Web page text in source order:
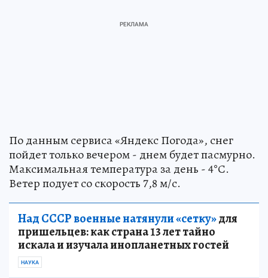
По данным сервиса «Яндекс Погода», снег
пойдет только вечером - днем будет пасмурно.
Максимальная температура за день - 4°С.
Ветер подует со скорость 7,8 м/с.
Над СССР военные натянули «сетку»для
пришельцев: как страна 13 лет тайно
искала и изучала инопланетных гостей
НАУКА